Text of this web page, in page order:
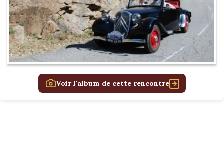
Voir l'album de cette rencontre